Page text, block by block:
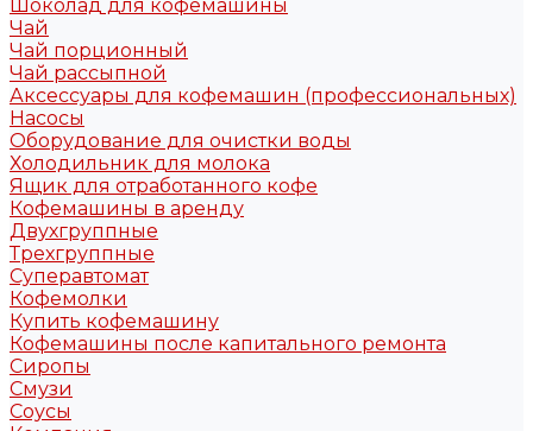
Шоколад для кофемашины
Чай
Чай порционный
Чай рассыпной
Аксессуары для кофемашин (профессиональных)
Насосы
Оборудование для очистки воды
Холодильник для молока
Ящик для отработанного кофе
Кофемашины в аренду
Двухгруппные
Трехгруппные
Суперавтомат
Кофемолки
Купить кофемашину
Кофемашины после капитального ремонта
Сиропы
Смузи
Соусы